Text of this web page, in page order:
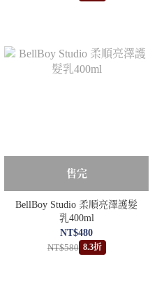
售完
BellBoy Studio 柔順亮澤護髮
乳400ml
NT$480
NT$580 8.3折